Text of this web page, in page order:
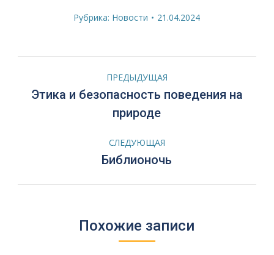
Рубрика: Новости 21.04.2024
Навигация
по
ПРЕДЫДУЩАЯ
Предыдущая
запись:
Этика и безопасность поведения на
природе
СЛЕДУЮЩАЯ
Следующая
Библионочь
Похожие записи